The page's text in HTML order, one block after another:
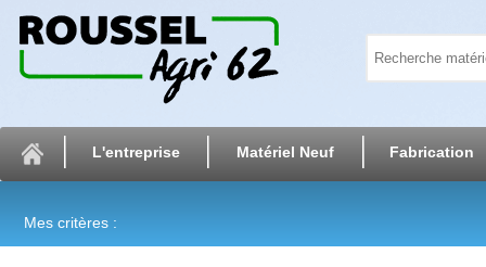
L'entreprise Matériel Neuf Fabrication
Mes critères :